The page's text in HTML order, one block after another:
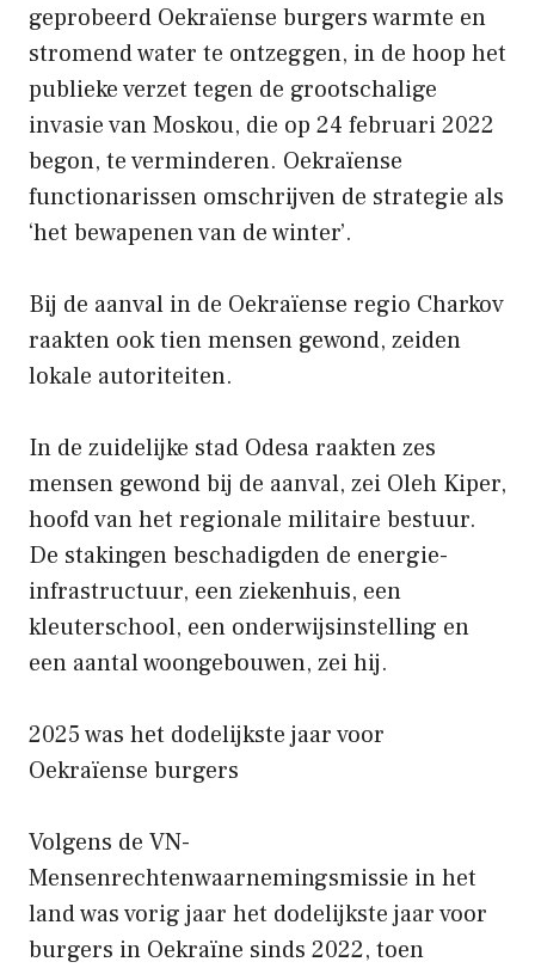
geprobeerd Oekraïense burgers warmte en
stromend water te ontzeggen, in de hoop het
publieke verzet tegen de grootschalige
invasie van Moskou, die op 24 februari 2022
begon, te verminderen. Oekraïense
functionarissen omschrijven de strategie als
‘het bewapenen van de winter’.
Bij de aanval in de Oekraïense regio Charkov
raakten ook tien mensen gewond, zeiden
lokale autoriteiten.
In de zuidelijke stad Odesa raakten zes
mensen gewond bij de aanval, zei Oleh Kiper,
hoofd van het regionale militaire bestuur.
De stakingen beschadigden de energie-
infrastructuur, een ziekenhuis, een
kleuterschool, een onderwijsinstelling en
een aantal woongebouwen, zei hij.
2025 was het dodelijkste jaar voor
Oekraïense burgers
Volgens de VN-
Mensenrechtenwaarnemingsmissie in het
land was vorig jaar het dodelijkste jaar voor
burgers in Oekraïne sinds 2022, toen